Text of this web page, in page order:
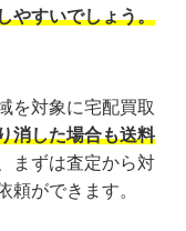
やすいでしょう。
を対象に宅配買取
消した場合も送料
まずは査定から対
頼ができます。